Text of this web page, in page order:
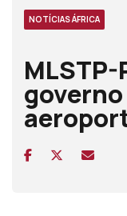
NOTÍCIAS ÁFRICA